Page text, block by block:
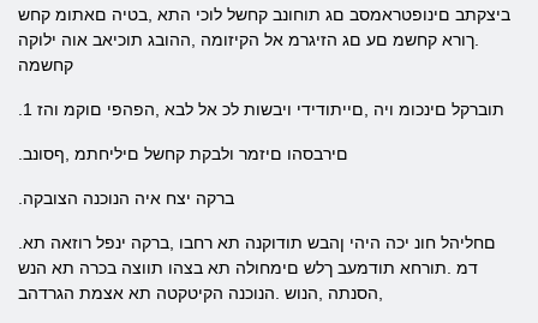
ביצקתב םינופטראמסב םג תוחונב קחשל לוכי התא ,בטיה םאתומ קחש
.ךורא קחשמ םע םג הזיגרמ אל הקיזומה ,ההובג תוכיאב אוה ילוקה
קחשמה
.תוברקל םינכומ ויה ,םייתודידי ויבשות לכ אל לבא ,הפהפי םוקמ והז 1
.םירבסהו םיזמר ולבקת קחשל םיליחתמ ,ףסונב
.ברקה יצח איה הנוכנה הצובקה
דמ .תורחא תודמעב ךלש םימחולה תא בצהו תווצה בכרה תא הנש
,הסנתה ,הנוש .הנוכנה הקיטקטה תא אצמת הגרדהב